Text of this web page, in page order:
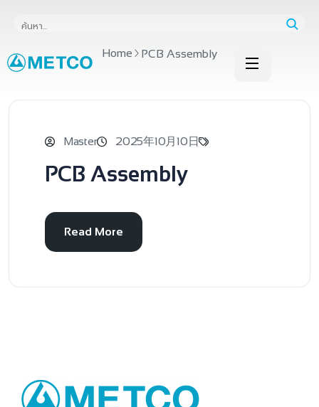
Home PCB Assembly
Master 2025年10月10日
PCB Assembly
Read More